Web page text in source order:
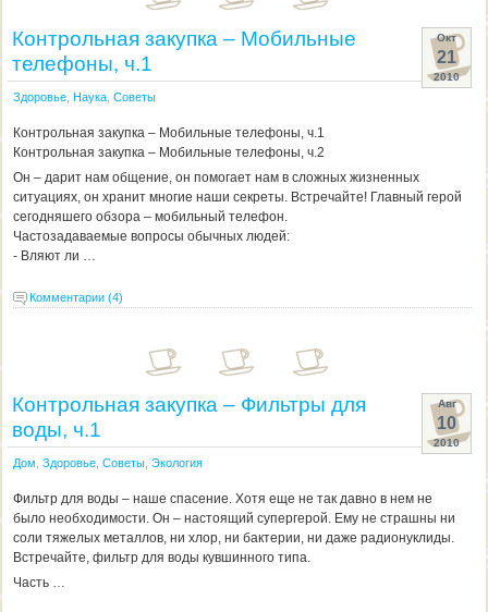
Окт
21
2010
Контрольная закупка – Мобильные
телефоны, ч.1
Здоровье, Наука,Советы
Контрольная закупка – Мобильные телефоны, ч.1
Контрольная закупка – Мобильные телефоны, ч.2
Он – дарит нам общение, он помогает нам в сложных жизненных
ситуациях, он хранит многие наши секреты. Встречайте! Главный герой
сегодняшего обзора – мобильный телефон.
Частозадаваемые вопросы обычных людей:
- Вляют ли …
Комментарии (4)
Авг
10
2010
Контрольная закупка – Фильтры для
воды, ч.1
Дом ,Здоровье ,Советы ,Экология
Фильтр для воды – наше спасение. Хотя еще не так давно в нем не
было необходимости. Он – настоящий супергерой. Ему не страшны ни
соли тяжелых металлов, ни хлор, ни бактерии, ни даже радионуклиды.
Встречайте, фильтр для воды кувшинного типа.
Часть …